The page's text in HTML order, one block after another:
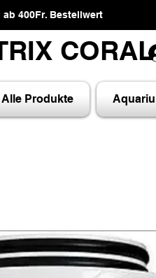
400Fr. Bestellwert
Alle Produkte